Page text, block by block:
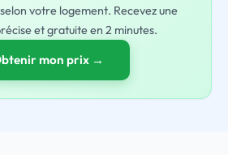
votre logement. Recevez une
et gratuite en 2 minutes.
mon prix →